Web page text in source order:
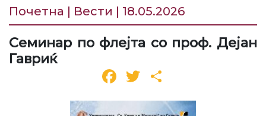
Почетна | Вести | 18.05.2026
Семинар по флејта со проф. Дејан
Гавриќ
Facebook
Twitter